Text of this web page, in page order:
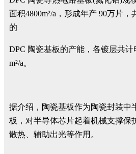
面积4800m²/a，形成年产 90万片，
的
DPC 陶瓷基板的产能，各镀层共计
m²/a。
据介绍，陶瓷基板作为陶瓷封装中
板，对半导体芯片起着机械支撑保
散热、辅助出光等作用。